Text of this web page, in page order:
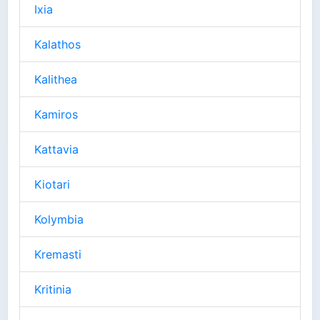
Ixia
Kalathos
Kalithea
Kamiros
Kattavia
Kiotari
Kolymbia
Kremasti
Kritinia